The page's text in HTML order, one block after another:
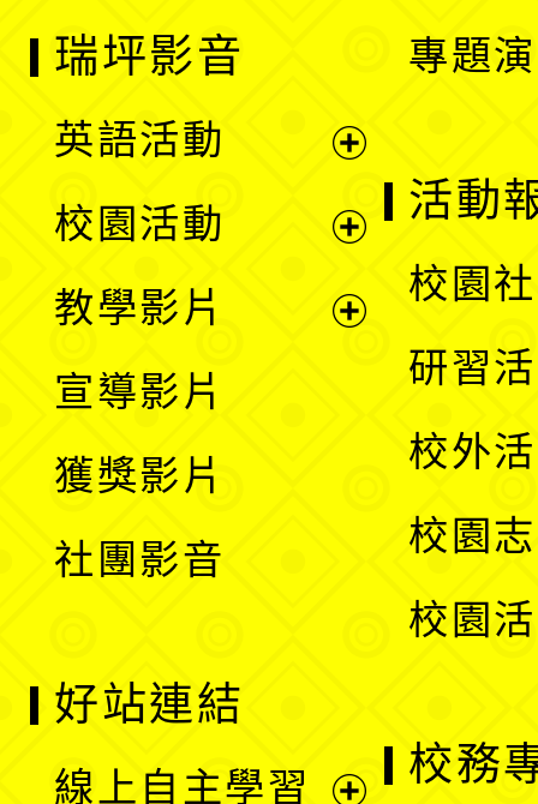
專題
瑞坪影音
英語活動
選
校園活動
教學影片
宣導影片
獲獎影片
社團影音
活動
校園
研習
校外
校園
校園
好站連結
線上自主學習
校務